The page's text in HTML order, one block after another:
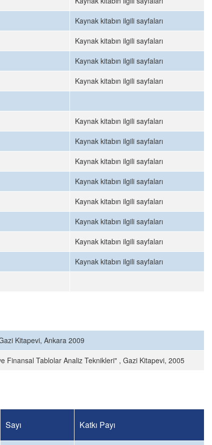
Kaynak kitabın ilgili sayfaları
Kaynak kitabın ilgili sayfaları
Kaynak kitabın ilgili sayfaları
Kaynak kitabın ilgili sayfaları
Kaynak kitabın ilgili sayfaları
Kaynak kitabın ilgili sayfaları
Kaynak kitabın ilgili sayfaları
Kaynak kitabın ilgili sayfaları
Kaynak kitabın ilgili sayfaları
Kaynak kitabın ilgili sayfaları
Kaynak kitabın ilgili sayfaları
Kaynak kitabın ilgili sayfaları
Kitapevi, Ankara 2009
Finansal Tablolar Analiz Teknikleri" , Gazi Kitapevi, 2005
Sayı Katkı Payı